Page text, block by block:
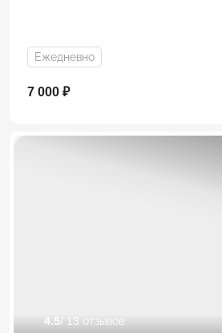
Ежедневно
7 000 ₽
4.5/ 13 отзывов